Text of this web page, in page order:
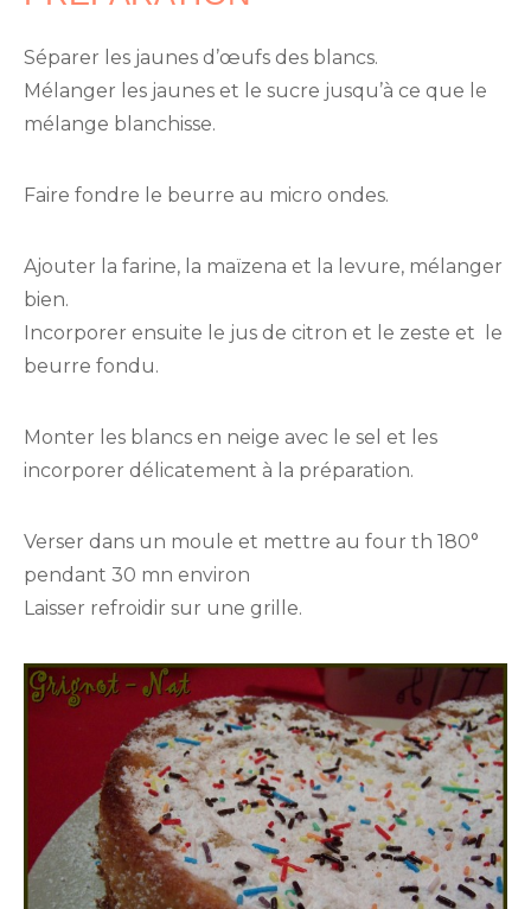
Séparer les jaunes d’œufs des blancs.
Mélanger les jaunes et le sucre jusqu’à ce que le
mélange blanchisse.
Faire fondre le beurre au micro ondes.
Ajouter la farine, la maïzena et la levure, mélanger
bien.
Incorporer ensuite le jus de citron et le zeste et le
beurre fondu.
Monter les blancs en neige avec le sel et les
incorporer délicatement à la préparation.
Verser dans un moule et mettre au four th 180°
pendant 30 mn environ
Laisser refroidir sur une grille.